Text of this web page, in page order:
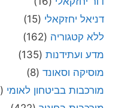
דניאל יחזקאלי (15)
ללא קטגוריה (162)
מדע ועתידנות (135)
מוסיקה וסאונד (8)
מורכבות בביטחון לאומי (4,507)